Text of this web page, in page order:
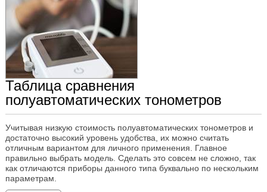
Таблица сравнения
полуавтоматических тонометров
Учитывая низкую стоимость полуавтоматических тонометров и
достаточно высокий уровень удобства, их можно считать
отличным вариантом для личного применения. Главное
правильно выбрать модель. Сделать это совсем не сложно, так
как отличаются приборы данного типа буквально по нескольким
параметрам.